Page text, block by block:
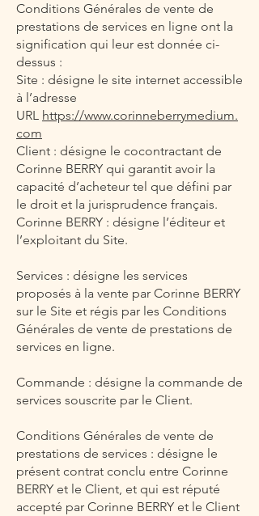
Conditions Générales de vente de
prestations de services en ligne ont la
signification qui leur est donnée ci-
dessus :
Site : désigne le site internet accessible
à l’adresse
URL https://www.corinneberrymedium.
com
Client : désigne le cocontractant de
Corinne BERRY qui garantit avoir la
capacité d’acheteur tel que défini par
le droit et la jurisprudence français.
Corinne BERRY : désigne l’éditeur et
l’exploitant du Site.
Services : désigne les services
proposés à la vente par Corinne BERRY
sur le Site et régis par les Conditions
Générales de vente de prestations de
services en ligne.
Commande : désigne la commande de
services souscrite par le Client.
Conditions Générales de vente de
prestations de services : désigne le
présent contrat conclu entre Corinne
BERRY et le Client, et qui est réputé
accepté par Corinne BERRY et le Client